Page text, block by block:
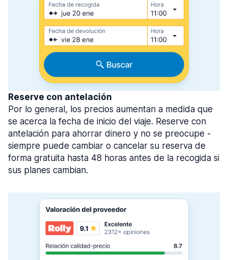
Reserve con antelación
Por lo general, los precios aumentan a medida que
se acerca la fecha de inicio del viaje. Reserve con
antelación para ahorrar dinero y no se preocupe -
siempre puede cambiar o cancelar su reserva de
forma gratuita hasta 48 horas antes de la recogida si
sus planes cambian.